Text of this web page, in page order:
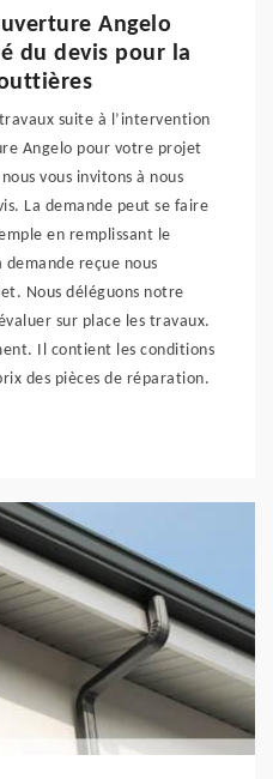
Angelo
du devis pour la
suite à l’intervention
Angelo pour votre projet
vous invitons à nous
La demande peut se faire
en remplissant le
reçue nous
Nous déléguons notre
sur place les travaux.
Il contient les conditions
des pièces de réparation.